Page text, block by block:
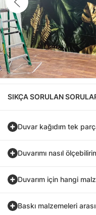
SIKÇA SORULAN
Duvar kağıdım tek
Duvarımı nasıl
Duvarım için hangi
Baskı malzemeleri